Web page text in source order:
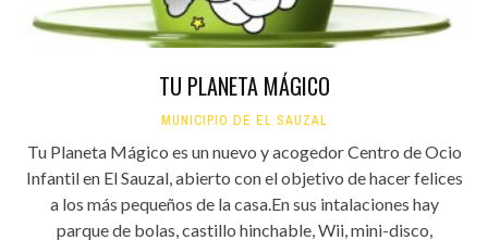
TU PLANETA MÁGICO
MUNICIPIO DE EL SAUZAL
Tu Planeta Mágico es un nuevo y acogedor Centro de Ocio
Infantil en El Sauzal, abierto con el objetivo de hacer felices
a los más pequeños de la casa.En sus intalaciones hay
parque de bolas, castillo hinchable, Wii, mini-disco,